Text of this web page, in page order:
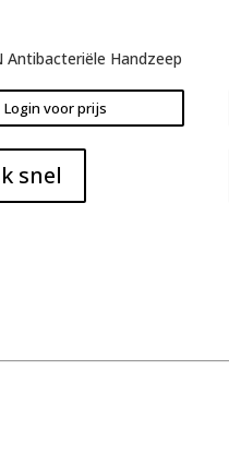
Antibacteriële Handzeep
Login voor prijs
snel